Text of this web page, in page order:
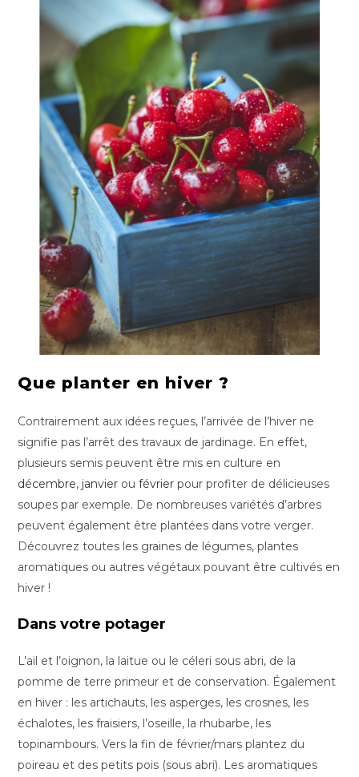
Que planter en hiver ?
Contrairement aux idées reçues, l’arrivée de l’hiver ne
signifie pas l’arrêt des travaux de jardinage. En effet,
plusieurs semis peuvent être mis en culture en
décembre, janvier oufévrier pour profiter de délicieuses
soupes par exemple. De nombreuses variétés d’arbres
peuvent également être plantées dans votre verger.
Découvrez toutes les graines de légumes, plantes
aromatiques ou autres végétaux pouvant être cultivés en
hiver !
Dans votre potager
L’ail et l’oignon, la laitue ou le céleri sous abri, de la
pomme de terre primeur et de conservation. Également
en hiver : les artichauts, les asperges, les crosnes, les
échalotes, les fraisiers, l’oseille, la rhubarbe, les
topinambours. Vers la fin de février/mars plantez du
poireau et des petits pois (sous abri). Les aromatiques